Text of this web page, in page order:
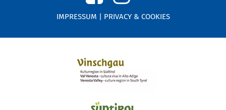
IMPRESSUM | PRIVACY & COOKIES